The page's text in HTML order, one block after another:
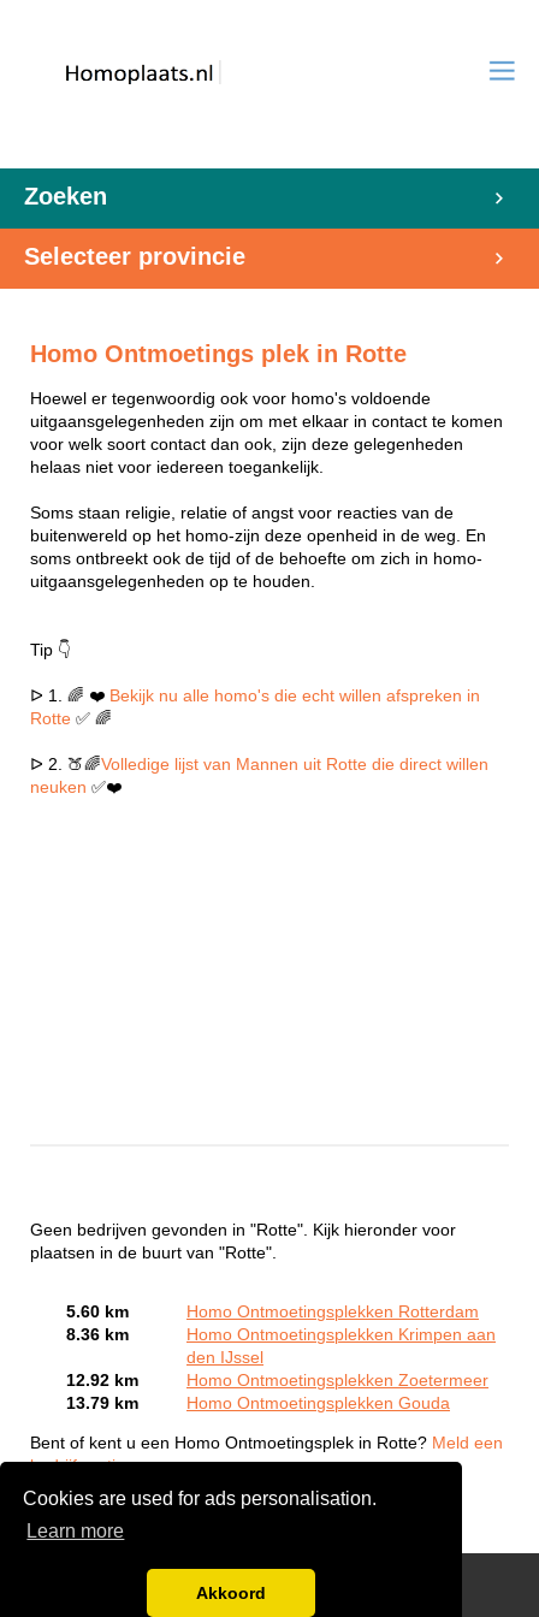
Cookies are used for ads personalisation.
Learn more
Akkoord
Zoeken
Selecteer provincie
Homo Ontmoetings plek in Rotte
Hoewel er tegenwoordig ook voor homo's voldoende
uitgaansgelegenheden zijn om met elkaar in contact te komen
voor welk soort contact dan ook, zijn deze gelegenheden
helaas niet voor iedereen toegankelijk.
Soms staan religie, relatie of angst voor reacties van de
buitenwereld op het homo-zijn deze openheid in de weg. En
soms ontbreekt ook de tijd of de behoefte om zich in homo-
uitgaansgelegenheden op te houden.
Tip 👇
ᐅ 1. 🌈 ❤️ Bekijk nu alle homo's die echt willen afspreken in
Rotte ✅ 🌈
ᐅ 2. 🍑🌈Volledige lijst van Mannen uit Rotte die direct willen
neuken ✅❤️
Geen bedrijven gevonden in "Rotte". Kijk hieronder voor
plaatsen in de buurt van "Rotte".
5.60 km
Homo Ontmoetingsplekken Rotterdam
8.36 km
Homo Ontmoetingsplekken Krimpen aan
den IJssel
12.92 km
Homo Ontmoetingsplekken Zoetermeer
13.79 km
Homo Ontmoetingsplekken Gouda
Bent of kent u een Homo Ontmoetingsplek in Rotte? Meld een
bedrijf gratis aan